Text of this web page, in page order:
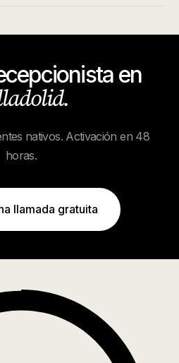
en
.
nativos. Activación en 48
horas.
llamada gratuita